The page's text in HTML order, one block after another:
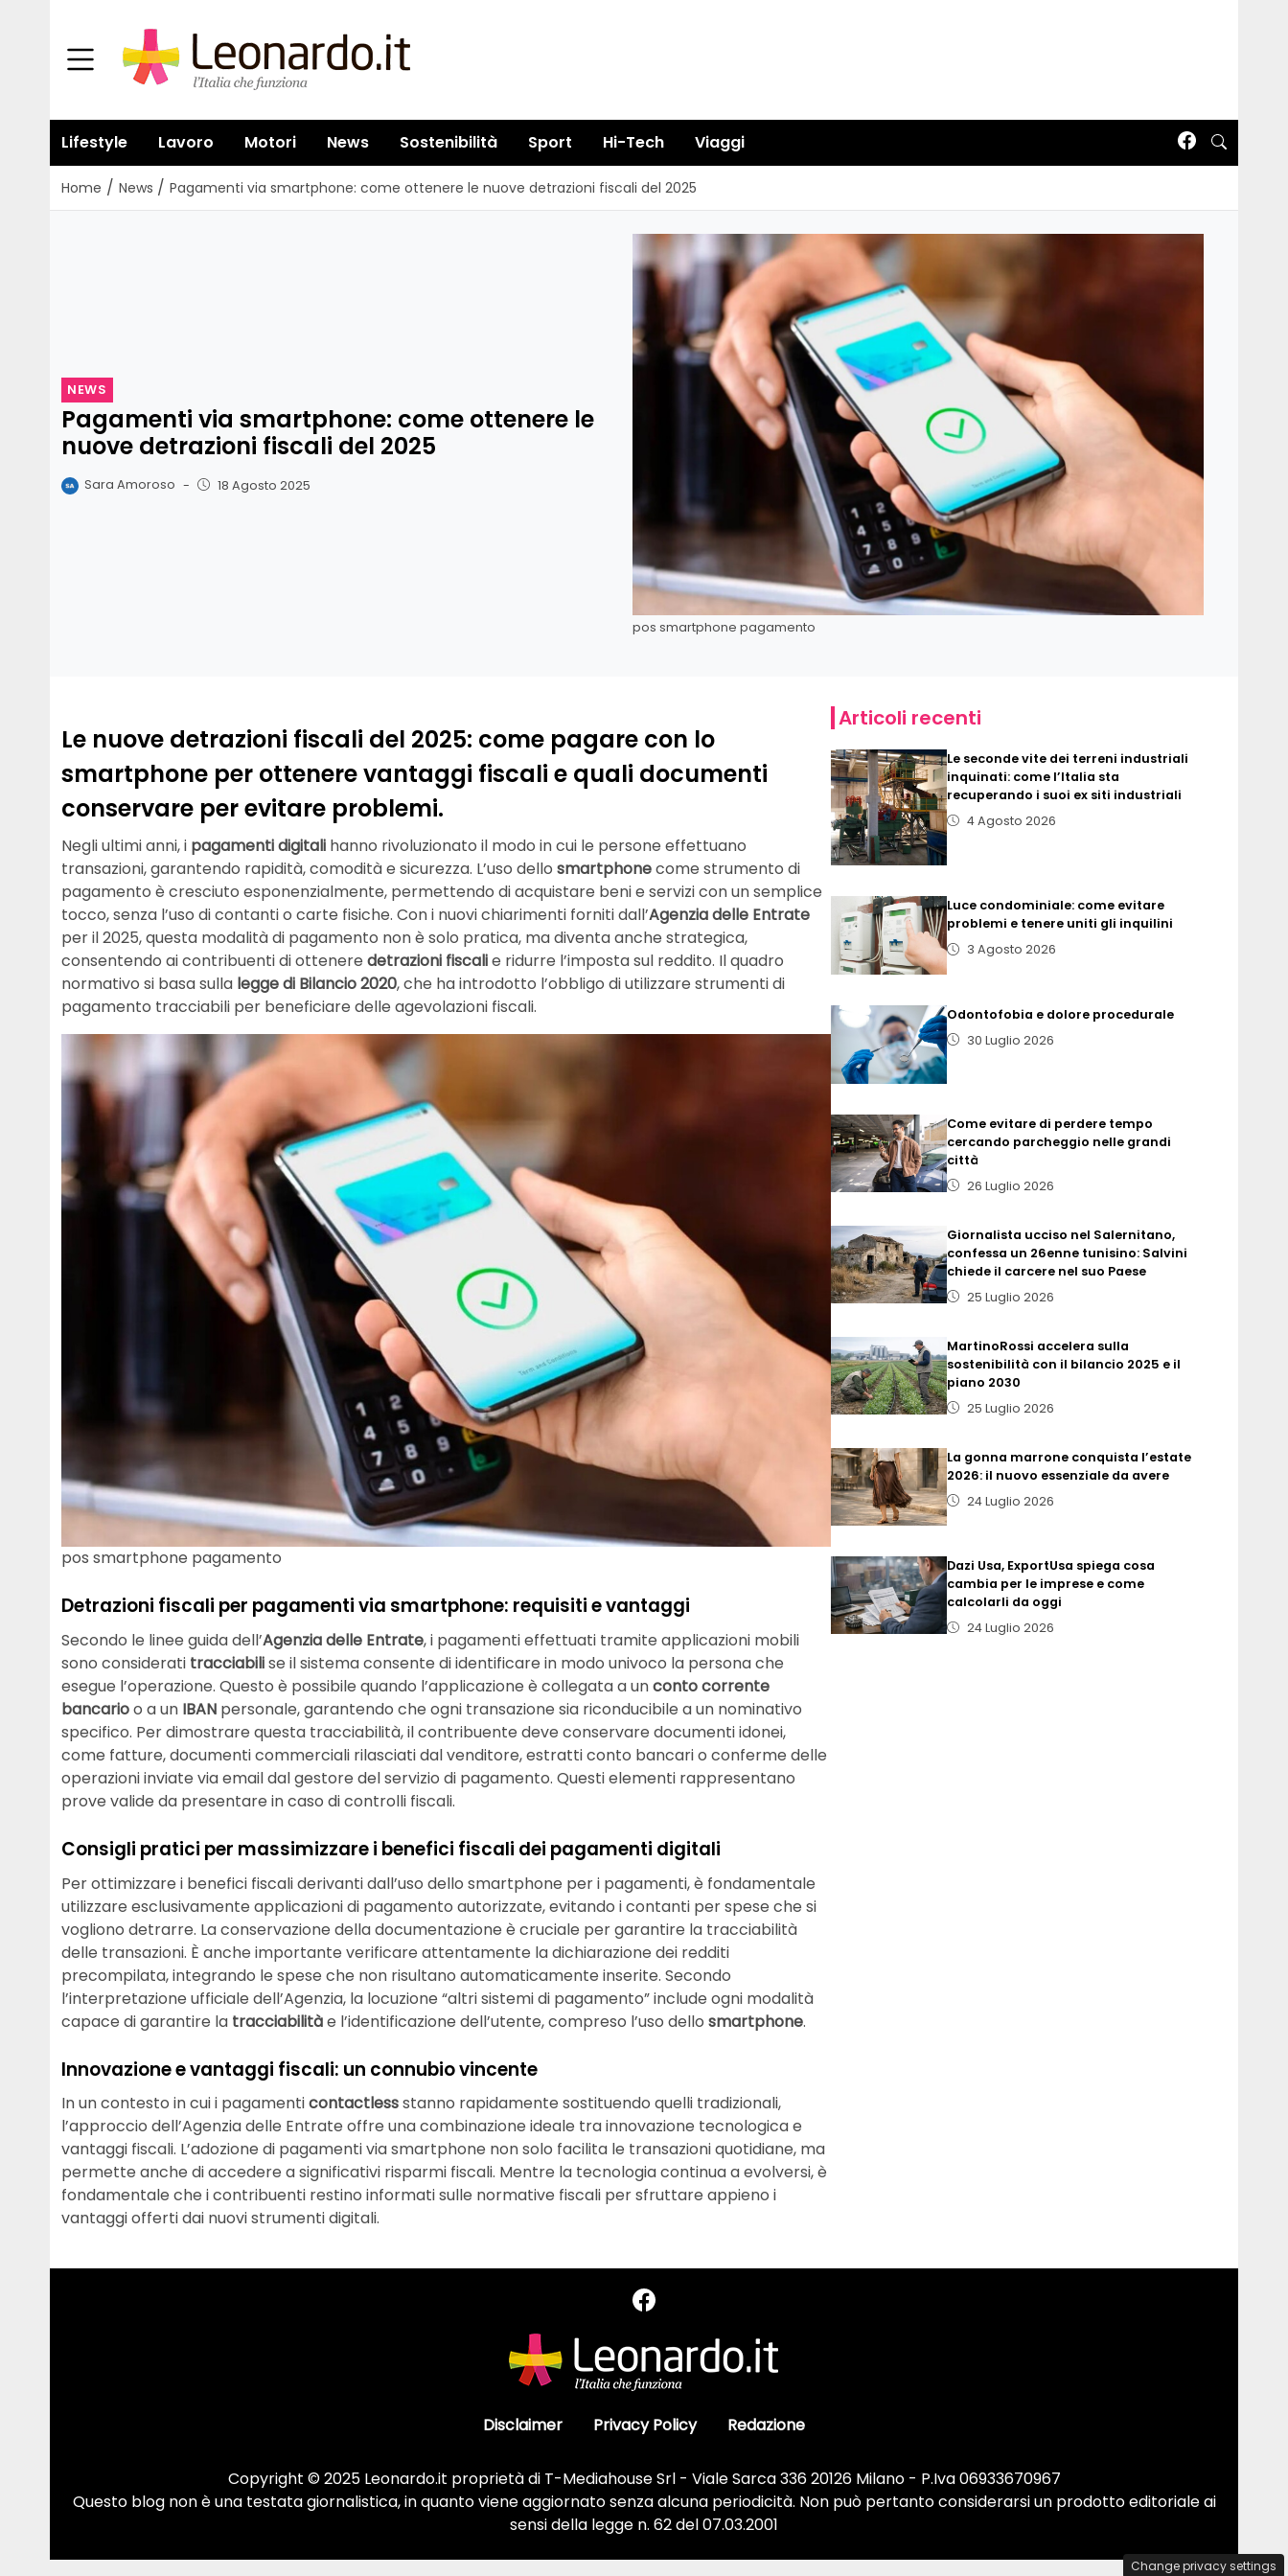
Lifestyle Lavoro Motori News Sostenibilità Sport Hi-Tech Viaggi
Home / News / Pagamenti via smartphone: come ottenere le nuove detrazioni fiscali del 2025
NEWS
Pagamenti via smartphone: come ottenere le
nuove detrazioni fiscali del 2025
Sara Amoroso - 18 Agosto 2025
pos smartphone pagamento
Le nuove detrazioni fiscali del 2025: come pagare con lo
smartphone per ottenere vantaggi fiscali e quali documenti
conservare per evitare problemi.
Negli ultimi anni, i pagamenti digitali hanno rivoluzionato il modo in cui le persone effettuano
transazioni, garantendo rapidità, comodità e sicurezza. L’uso dello smartphonecome strumento di
pagamento è cresciuto esponenzialmente, permettendo di acquistare beni e servizi con un semplice
tocco, senza l’uso di contanti o carte fisiche. Con i nuovi chiarimenti forniti dall’Agenzia delle Entrate
per il 2025, questa modalità di pagamento non è solo pratica, ma diventa anche strategica,
consentendo ai contribuenti di ottenere detrazioni fiscalie ridurre l’imposta sul reddito. Il quadro
normativo si basa sulla legge di Bilancio 2020, che ha introdotto l’obbligo di utilizzare strumenti di
pagamento tracciabili per beneficiare delle agevolazioni fiscali.
pos smartphone pagamento
Detrazioni fiscali per pagamenti via smartphone: requisiti e vantaggi
Secondo le linee guida dell’Agenzia delle Entrate, i pagamenti effettuati tramite applicazioni mobili
sono considerati tracciabilise il sistema consente di identificare in modo univoco la persona che
esegue l’operazione. Questo è possibile quando l’applicazione è collegata a unconto corrente
bancarioo a un IBAN personale, garantendo che ogni transazione sia riconducibile a un nominativo
specifico. Per dimostrare questa tracciabilità, il contribuente deve conservare documenti idonei,
come fatture, documenti commerciali rilasciati dal venditore, estratti conto bancari o conferme delle
operazioni inviate via email dal gestore del servizio di pagamento. Questi elementi rappresentano
prove valide da presentare in caso di controlli fiscali.
Consigli pratici per massimizzare i benefici fiscali dei pagamenti digitali
Per ottimizzare i benefici fiscali derivanti dall’uso dello smartphone per i pagamenti, è fondamentale
utilizzare esclusivamente applicazioni di pagamento autorizzate, evitando i contanti per spese che si
vogliono detrarre. La conservazione della documentazione è cruciale per garantire la tracciabilità
delle transazioni. È anche importante verificare attentamente la dichiarazione dei redditi
precompilata, integrando le spese che non risultano automaticamente inserite. Secondo
l’interpretazione ufficiale dell’Agenzia, la locuzione “altri sistemi di pagamento” include ogni modalità
capace di garantire la tracciabilitàe l’identificazione dell’utente, compreso l’uso dello smartphone.
Innovazione e vantaggi fiscali: un connubio vincente
In un contesto in cui i pagamenticontactlessstanno rapidamente sostituendo quelli tradizionali,
l’approccio dell’Agenzia delle Entrate offre una combinazione ideale tra innovazione tecnologica e
vantaggi fiscali. L’adozione di pagamenti via smartphone non solo facilita le transazioni quotidiane, ma
permette anche di accedere a significativi risparmi fiscali. Mentre la tecnologia continua a evolversi, è
fondamentale che i contribuenti restino informati sulle normative fiscali per sfruttare appieno i
vantaggi offerti dai nuovi strumenti digitali.
Articoli recenti
Le seconde vite dei terreni industriali
inquinati: come l’Italia sta
recuperando i suoi ex siti industriali
4 Agosto 2026
Luce condominiale: come evitare
problemi e tenere uniti gli inquilini
3 Agosto 2026
Odontofobia e dolore procedurale
30 Luglio 2026
Come evitare di perdere tempo
cercando parcheggio nelle grandi
città
26 Luglio 2026
Giornalista ucciso nel Salernitano,
confessa un 26enne tunisino: Salvini
chiede il carcere nel suo Paese
25 Luglio 2026
MartinoRossi accelera sulla
sostenibilità con il bilancio 2025 e il
piano 2030
25 Luglio 2026
La gonna marrone conquista l’estate
2026: il nuovo essenziale da avere
24 Luglio 2026
Dazi Usa, ExportUsa spiega cosa
cambia per le imprese e come
calcolarli da oggi
24 Luglio 2026
Disclaimer Privacy Policy Redazione
Copyright © 2025 Leonardo.it proprietà di T-Mediahouse Srl - Viale Sarca 336 20126 Milano - P.Iva 06933670967
Questo blog non è una testata giornalistica, in quanto viene aggiornato senza alcuna periodicità. Non può pertanto considerarsi un prodotto editoriale ai
sensi della legge n. 62 del 07.03.2001
Change privacy settings